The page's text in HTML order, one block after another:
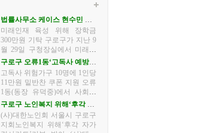
법률사무소 케이스 현수민 대
표변호사, (재)구로구장학회에
장학금 전달
미래인재 육성 위해 장학금
300만원 기탁 구로구가 지난 9
월 29일 구청장실에서 미래인
재 육성을 위한 장학금 기부 전
달식을 개최했다. 이날 전달식
에는 장인홍 구로구청장을 비
롯해 김홍수 (재)구로구장학회
이사...
구로구 오류1동‘고독사 예방사
업’추진
고독사 위험가구 10명에 1인당
11만원 밑반찬 쿠폰 지원 오류
1동(동장 유덕중)에서 사회적
고립에 따른 고독사를 예방하
기 위해 특별한 사업<나 혼자
산다 ‘외출의 재발견’>을 추진
한다.이 사업은 공공의 적...
구로구 노인복지 위해‘후각 자
가검사키트’기부 받아
(사)대한노인회 서울시 구로구
지회노인복지 위해‘후각 자가